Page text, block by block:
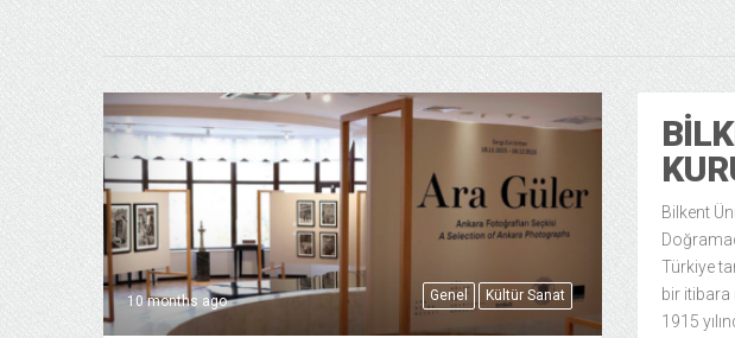
Genel Kültür Sanat
10 months ago
Bilkent
Türkiye
bir itibara
1915